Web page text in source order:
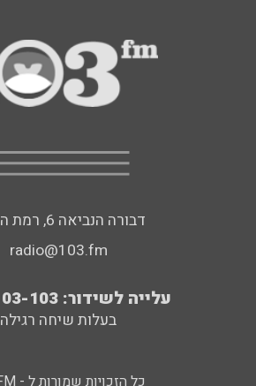
דבורה הנביאה 6, רמת השרון
radio@103.fm
עלייה לשידור: 0552-103-103
בעלות שיחה רגילה
כל הזכויות שמורות ל - 103FM